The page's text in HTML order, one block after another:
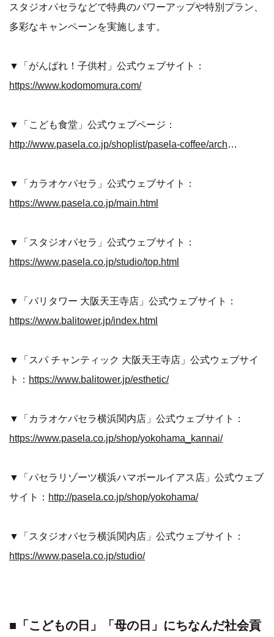
スタジオパセラなどで特典のパワーアップや特別プラン、
多彩なキャンペーンを実施します。
▼「がんばれ！子供村」公式ウェブサイト：
https://www.kodomomura.com/
▼「こども食堂」公式ウェブページ：
http://www.pasela.co.jp/shoplist/pasela-coffee/archives/267/
▼「カラオケパセラ」公式ウェブサイト：
https://www.pasela.co.jp/main.html
▼「スタジオパセラ」公式ウェブサイト：
https://www.pasela.co.jp/studio/top.html
▼「バリタワー 大阪天王寺店」公式ウェブサイト：
https://www.balitower.jp/index.html
▼「スパ チャンティック 大阪天王寺店」公式ウェブサイ
ト： https://www.balitower.jp/esthetic/
▼「カラオケパセラ横浜関内店」公式ウェブサイト：
https://www.pasela.co.jp/shop/yokohama_kannai/
▼「パセラリゾーツ横浜ハマボールイアス店」公式ウェブ
サイト： http://pasela.co.jp/shop/yokohama/
▼「スタジオパセラ横浜関内店」公式ウェブサイト：
https://www.pasela.co.jp/studio/
■「こどもの日」「母の日」にちなんだ社会貢